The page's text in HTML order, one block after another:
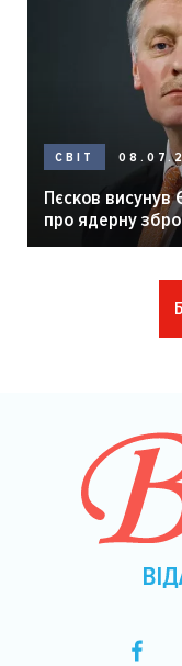
СВІТ
Пєсков висунув
про ядерну